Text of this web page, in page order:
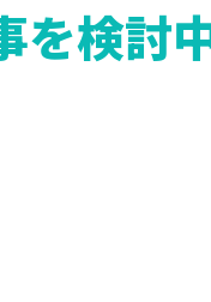
を検討